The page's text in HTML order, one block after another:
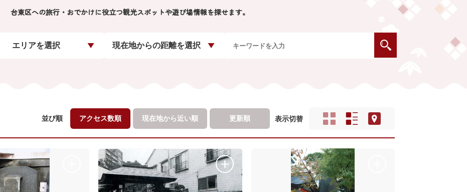
台東区への旅行・おでかけに役立つ観光スポットや遊び場情報を探せます。
エリアを選択 現在地からの距離を選択
並び順 アクセス数順 現在地から近い順 更新順 表示切替